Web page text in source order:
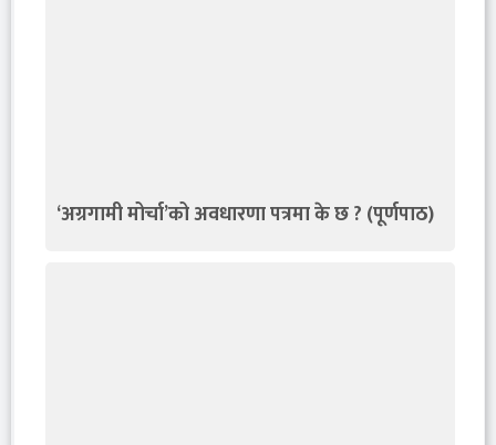
‘अग्रगामी मोर्चा’को अवधारणा पत्रमा के छ ? (पूर्णपाठ)